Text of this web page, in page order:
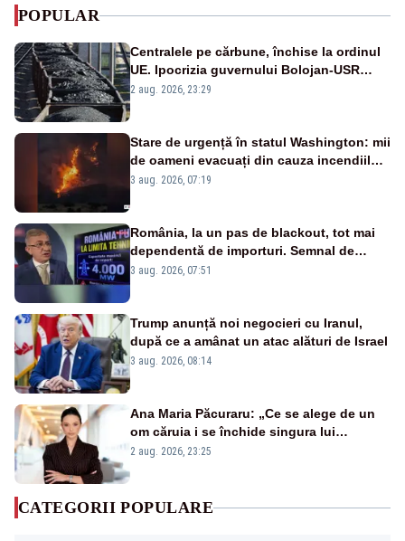
POPULAR
Centralele pe cărbune, închise la ordinul
UE. Ipocrizia guvernului Bolojan-USR
după starea de alertă
2 aug. 2026, 23:29
Stare de urgență în statul Washington: mii
de oameni evacuați din cauza incendiilor
puternice de vegetație
3 aug. 2026, 07:19
România, la un pas de blackout, tot mai
dependentă de importuri. Semnal de
alarmă tras de un expert în energie
3 aug. 2026, 07:51
Trump anunță noi negocieri cu Iranul,
după ce a amânat un atac alături de Israel
3 aug. 2026, 08:14
Ana Maria Păcuraru: „Ce se alege de un
om căruia i se închide singura lui
portiță?”
2 aug. 2026, 23:25
CATEGORII POPULARE